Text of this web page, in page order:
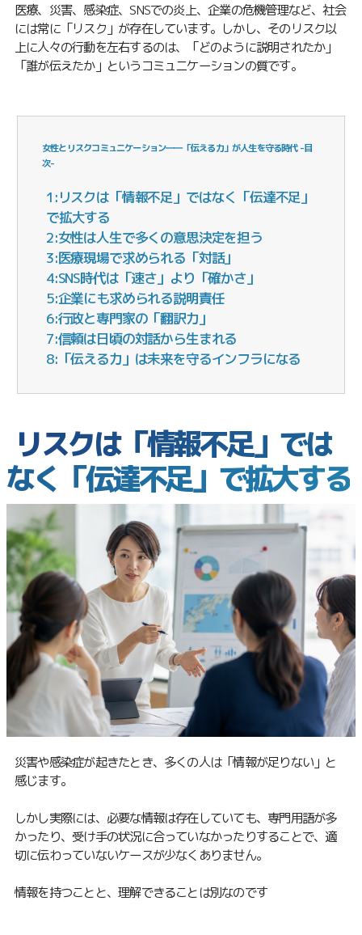
医療、災害、感染症、SNSでの炎上、企業の危機管理など、社会
には常に「リスク」が存在しています。しかし、そのリスク以
上に人々の行動を左右するのは、「どのように説明されたか」
「誰が伝えたか」というコミュニケーションの質です。
女性とリスクコミュニケーション――「伝える力」が人生を守る時代 -目
次-
1:リスクは「情報不足」ではなく「伝達不足」
で拡大する
2:女性は人生で多くの意思決定を担う
3:医療現場で求められる「対話」
4:SNS時代は「速さ」より「確かさ」
5:企業にも求められる説明責任
6:行政と専門家の「翻訳力」
7:信頼は日頃の対話から生まれる
8:「伝える力」は未来を守るインフラになる
リスクは「情報不足」では
なく「伝達不足」で拡大する
災害や感染症が起きたとき、多くの人は「情報が足りない」と
感じます。
しかし実際には、必要な情報は存在していても、専門用語が多
かったり、受け手の状況に合っていなかったりすることで、適
切に伝わっていないケースが少なくありません。
情報を持つことと、理解できることは別なのです